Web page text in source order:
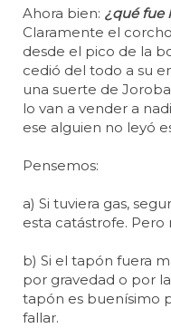
Ahora bien: ¿qué fue
Claramente el
desde el pico de la
cedió del todo a su
una suerte de
lo van a vender a
ese alguien no leyó
Pensemos:
a) Si tuviera gas,
esta catástrofe. Pero
b) Si el tapón fuera
por gravedad o por
tapón es buenísimo
fallar.